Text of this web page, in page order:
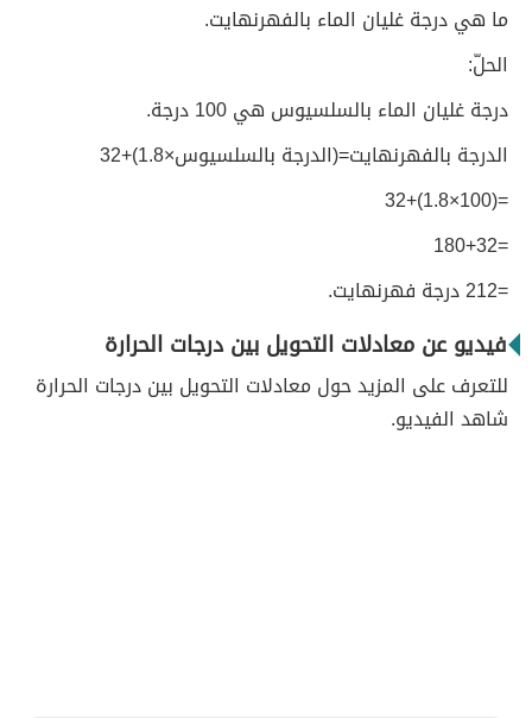
ما هي درجة غليان الماء بالفهرنهايت.
الحلّ:
درجة غليان الماء بالسلسيوس هي 100 درجة.
الدرجة بالفهرنهايت=(الدرجة بالسلسيوس×1.8)+32
=(100×1.8)+32
=180+32
=212 درجة فهرنهايت.
فيديو عن معادلات التحويل بين درجات الحرارة
للتعرف على المزيد حول معادلات التحويل بين درجات الحرارة
شاهد الفيديو.